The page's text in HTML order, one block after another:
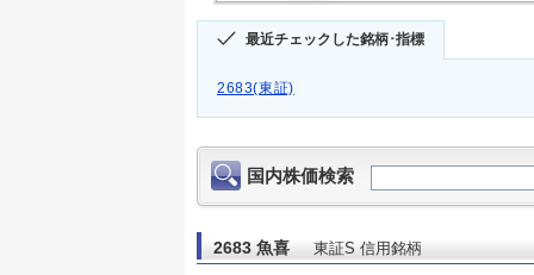
最近チェックした銘柄･指標
2683(東証)